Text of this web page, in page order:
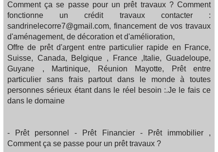
Comment ça se passe pour un prêt travaux ? Comment
fonctionne un crédit travaux contacter :
sandrinelecorre7@gmail.com, financement de vos travaux
d'aménagement, de décoration et d'amélioration,
Offre de prêt d'argent entre particulier rapide en France,
Suisse, Canada, Belgique , France ,Italie, Guadeloupe,
Guyane , Martinique, Réunion Mayotte, Prêt entre
particulier sans frais partout dans le monde à toutes
personnes sérieux étant dans le réel besoin :.Je le fais ce
dans le domaine
- Prêt personnel - Prêt Financier - Prêt immobilier ,
Comment ça se passe pour un prêt travaux ?